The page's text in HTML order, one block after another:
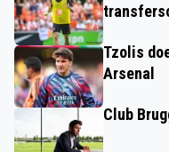
Tzolis
Arsenal
Club